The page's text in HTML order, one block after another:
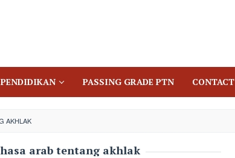
PENDIDIKAN PASSING GRADE PTN CONTACT
AKHLAK
arab tentang akhlak